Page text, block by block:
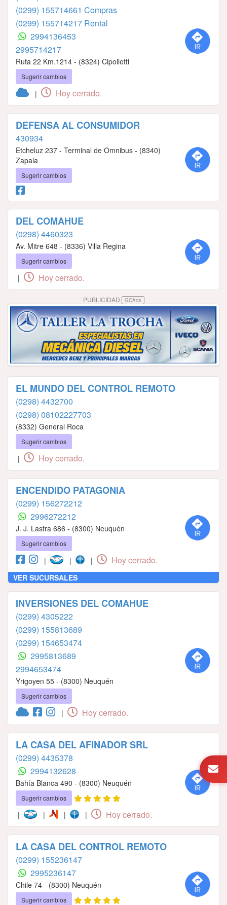
(0299) 155714661 Compras
(0299) 155714217 Rental
2994136453
2995714217
Ruta 22 Km.1214 - (8324) Cipolletti
Sugerir cambios
| Hoy cerrado.
DEFENSA AL CONSUMIDOR
430934
Etcheluz 237 - Terminal de Omnibus - (8340)
Zapala
Sugerir cambios
DEL COMAHUE
(0298) 4460323
Av. Mitre 648 - (8336) Villa Regina
Sugerir cambios
| Hoy cerrado.
PUBLICIDAD GCAds
EL MUNDO DEL CONTROL REMOTO
(0298) 4432700
(0298) 08102227703
(8332) General Roca
Sugerir cambios
| Hoy cerrado.
ENCENDIDO PATAGONIA
(0299) 156272212
2996272212
J. J. Lastra 686 - (8300) Neuquén
Sugerir cambios
| | | Hoy cerrado.
VER SUCURSALES
INVERSIONES DEL COMAHUE
(0299) 4305222
(0299) 155813689
(0299) 154653474
2995813689
2994653474
Yrigoyen 55 - (8300) Neuquén
Sugerir cambios
| Hoy cerrado.
LA CASA DEL AFINADOR SRL
(0299) 4435378
2994132628
Bahía Blanca 490 - (8300) Neuquén
Sugerir cambios
| | | | Hoy cerrado.
LA CASA DEL CONTROL REMOTO
(0299) 155236147
2995236147
Chile 74 - (8300) Neuquén
Sugerir cambios